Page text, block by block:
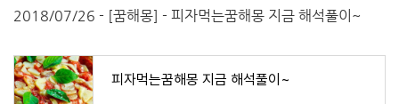
2018/07/26 - [꿈해몽] - 피자먹는꿈해몽 지금 해석풀이~
피자먹는꿈해몽 지금 해석풀이~